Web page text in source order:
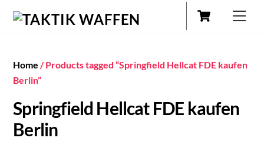
Cart
Home / Products tagged “Springfield Hellcat FDE kaufen
Berlin”
Springfield Hellcat FDE kaufen
Berlin